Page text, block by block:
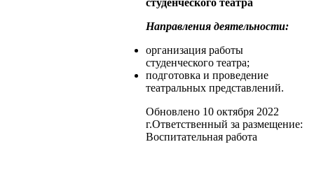
Направления деятельности:
организация работы
студенческого театра;
подготовка и проведение
театральных представлений.
Обновлено 10 октября 2022
г.Ответственный за размещение:
Воспитательная работа